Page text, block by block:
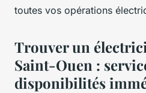
toutes vos opérations
Trouver un
Saint-Ouen :
disponibilités